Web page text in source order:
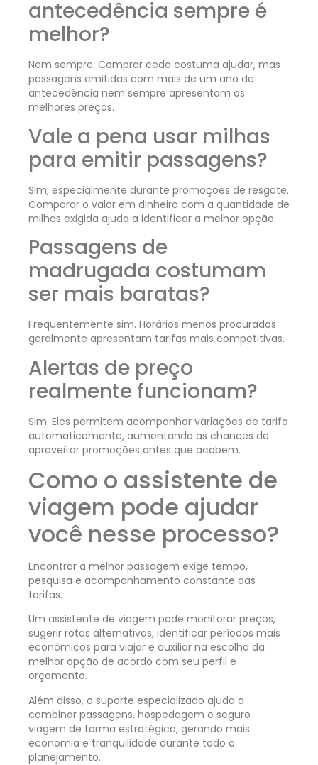
antecedência sempre é
melhor?
Nem sempre. Comprar cedo costuma ajudar, mas
passagens emitidas com mais de um ano de
antecedência nem sempre apresentam os
melhores preços.
Vale a pena usar milhas
para emitir passagens?
Sim, especialmente durante promoções de resgate.
Comparar o valor em dinheiro com a quantidade de
milhas exigida ajuda a identificar a melhor opção.
Passagens de
madrugada costumam
ser mais baratas?
Frequentemente sim. Horários menos procurados
geralmente apresentam tarifas mais competitivas.
Alertas de preço
realmente funcionam?
Sim. Eles permitem acompanhar variações de tarifa
automaticamente, aumentando as chances de
aproveitar promoções antes que acabem.
Como o assistente de
viagem pode ajudar
você nesse processo?
Encontrar a melhor passagem exige tempo,
pesquisa e acompanhamento constante das
tarifas.
Um assistente de viagem pode monitorar preços,
sugerir rotas alternativas, identificar períodos mais
econômicos para viajar e auxiliar na escolha da
melhor opção de acordo com seu perfil e
orçamento.
Além disso, o suporte especializado ajuda a
combinar passagens, hospedagem e seguro
viagem de forma estratégica, gerando mais
economia e tranquilidade durante todo o
planejamento.